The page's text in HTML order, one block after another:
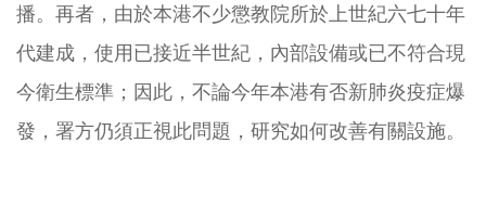
播。再者，由於本港不少懲教院所於上世紀六七十年
代建成，使用已接近半世紀，內部設備或已不符合現
今衛生標準；因此，不論今年本港有否新肺炎疫症爆
發，署方仍須正視此問題，研究如何改善有關設施。